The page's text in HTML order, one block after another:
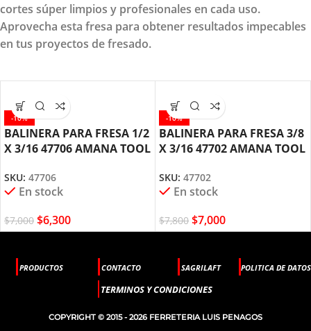
cortes súper limpios y profesionales en cada uso.
Aprovecha esta fresa para obtener resultados impecables
en tus proyectos de fresado.
-10%
BALINERA PARA FRESA 1/2
X 3/16 47706 AMANA TOOL
SKU: 47706
En stock
$7,000 $6,300
-10%
BALINERA PARA FRESA 3/8
X 3/16 47702 AMANA TOOL
SKU: 47702
En stock
$7,800 $7,000
PRODUCTOS CONTACTO SAGRILAFT POLITICA DE DATOS
TERMINOS Y CONDICIONES
COPYRIGHT © 2015 - 2026 FERRETERIA LUIS PENAGOS